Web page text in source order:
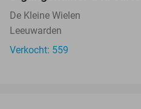
De Kleine Wielen
Leeuwarden
Verkocht: 559